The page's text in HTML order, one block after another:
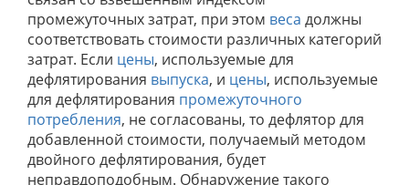
промежуточных затрат, при этом веса должны
соответствовать стоимости различных категорий
затрат. Если цены, используемые для
дефлятирования выпуска, и цены, используемые
для дефлятирования промежуточного
потребления, не согласованы, то дефлятор для
добавленной стоимости, получаемый методом
двойного дефлятирования, будет
неправдоподобным. Обнаружение такого